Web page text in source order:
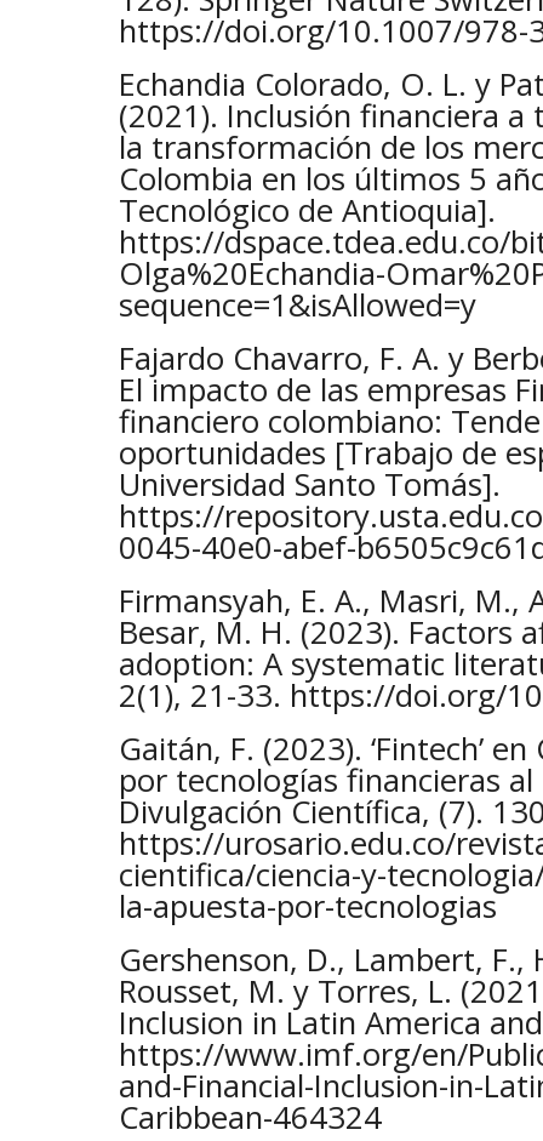
https://doi.org/10.1007/978-
Echandia Colorado, O. L. y
(2021). Inclusión financiera a
la transformación de los
Colombia en los últimos 5
Tecnológico de Antioquia].
https://dspace.tdea.edu.co/
Olga%20Echandia-
sequence=1&isAllowed=y
Fajardo Chavarro, F. A. y
El impacto de las empresas
financiero colombiano:
oportunidades [Trabajo de
Universidad Santo Tomás].
https://
0045-40e0-abef-
Firmansyah, E. A., Masri, M.,
Besar, M. H. (2023). Factors
adoption: A systematic
2(1), 21-33. https://doi.org/
Gaitán, F. (2023). ‘Fintech’
por tecnologías financieras
Divulgación Científica, (7).
https://urosario.edu.co/
cientifica/ciencia-y-
la-apuesta-por-tecnologias
Gershenson, D., Lambert, F.,
Rousset, M. y Torres, L.
Inclusion in Latin America
https://www.imf.org/en/
and-Financial-Inclusion-in-
Caribbean-464324